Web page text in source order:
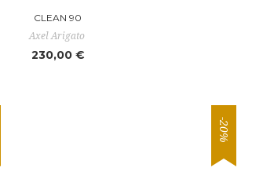
CLEAN 90
Axel Arigato
230,00 €
-20%